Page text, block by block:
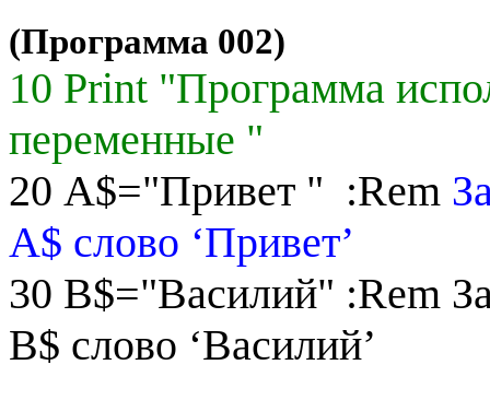
(Программа 002)
10 Print "Программа
переменные "
20 A$="Привет " :Rem
A$ слово ‘Привет’
30 B$="Василий" :Rem
B$ слово ‘Василий’